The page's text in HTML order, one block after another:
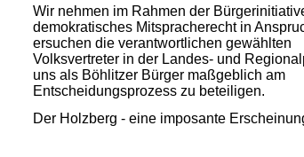
Wir nehmen im Rahmen der
demokratisches Mitspracherecht in
ersuchen die verantwortlichen gewählten
Volksvertreter in der Landes- und
uns als Böhlitzer Bürger maßgeblich am
Entscheidungsprozess zu beteiligen.
Der Holzberg - eine imposante